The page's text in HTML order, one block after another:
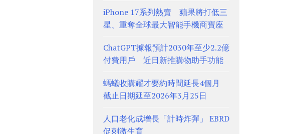
iPhone 17系列熱賣 蘋果將打低三
星、重奪全球最大智能手機商寶座
ChatGPT據報預計2030年至少2.2億
付費用戶 近日新推購物助手功能
螞蟻收購耀才要約時間延長4個月
截止日期延至2026年3月25日
人口老化成增長「計時炸彈」 EBRD
促刺激生育